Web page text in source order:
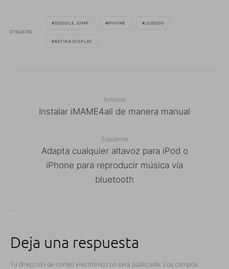
ETIQUETAS
DOODLE JUMP IPHONE JUEGOS
RETINA DISPLAY
Anterior
Instalar iMAME4all de manera manual
Siguiente
Adapta cualquier altavoz para iPod o
iPhone para reproducir música vía
bluetooth
Deja una respuesta
Tu dirección de correo electrónico no será publicada. Los campos